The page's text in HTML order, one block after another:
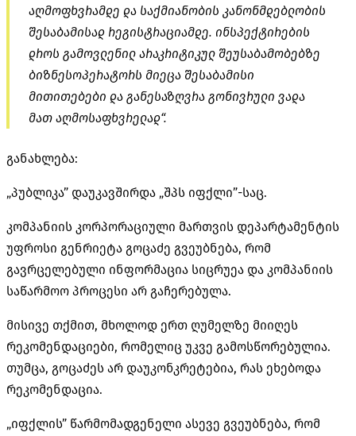
აღმოფხვრამდე და საქმიანობის კანონმდებლობის
შესაბამისად რეგისტრაციამდე. ინსპექტირების
დროს გამოვლენილ არაკრიტიკულ შეუსაბამობებზე
ბიზნესოპერატორს მიეცა შესაბამისი
მითითებები და განესაზღვრა გონივრული ვადა
მათ აღმოსაფხვრელად“.
განახლება:
„პუბლიკა” დაუკავშირდა „შპს იფქლი”-საც.
კომპანიის კორპორაციული მართვის დეპარტამენტის
უფროსი გენრიეტა გოცაძე გვეუბნება, რომ
გავრცელებული ინფორმაცია სიცრუეა და კომპანიის
საწარმოო პროცესი არ გაჩერებულა.
მისივე თქმით, მხოლოდ ერთ ღუმელზე მიიღეს
რეკომენდაციები, რომელიც უკვე გამოსწორებულია.
თუმცა, გოცაძეს არ დაუკონკრეტებია, რას ეხებოდა
რეკომენდაცია.
„იფქლის” წარმომადგენელი ასევე გვეუბნება, რომ